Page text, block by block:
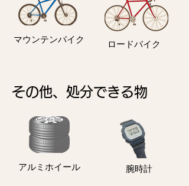
マウンテンバイク ロードバイク
その他、処分できる物
アルミホイール ​腕時計